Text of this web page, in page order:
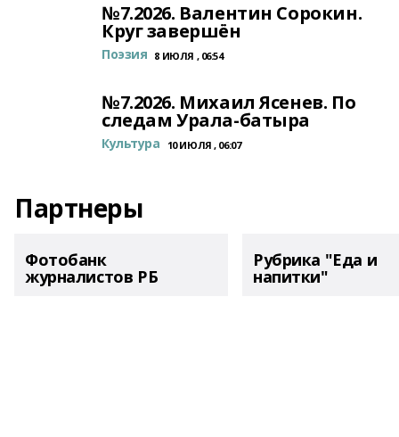
№7.2026. Валентин Сорокин.
Круг завершён
Поэзия 8 ИЮЛЯ , 06:54
№7.2026. Михаил Ясенев. По
следам Урала-батыра
Культура 10 ИЮЛЯ , 06:07
Партнеры
Фотобанк
журналистов РБ
Рубрика "Еда и
напитки"